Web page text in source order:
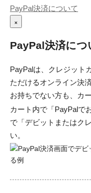
PayPal決済について
×
PayPal決済につ
PayPalは、クレジット
ただけるオンライン決
お持ちでない方も、カ
カート内で「PayPalで
で「デビットまたはク
い。